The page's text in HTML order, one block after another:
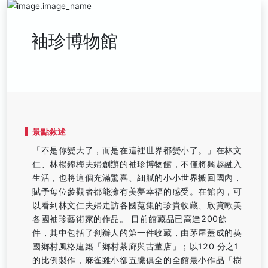
袖珍博物館
景點敘述
「不是你變大了，而是在這裡世界都變小了。」在林文
仁、林楊錦梅夫婦創辦的袖珍博物館，不僅將興趣融入
生活，也將這個充滿驚喜、細膩的小小世界搬回國內，
賦予每位參觀者都能擁有美夢幸福的感受。在館內，可
以看到林文仁夫婦走訪各國蒐集的珍貴收藏、欣賞歐美
各國袖珍藝術家的作品。 目前館藏品已高達200餘
件，其中包括了創辦人的第一件收藏，由茅屋蓋成的英
國鄉村風格建築「鄉村茶廊與古董店」；以120 分之1
的比例製作，麻雀雖小卻五臟俱全的全館最小作品「樹